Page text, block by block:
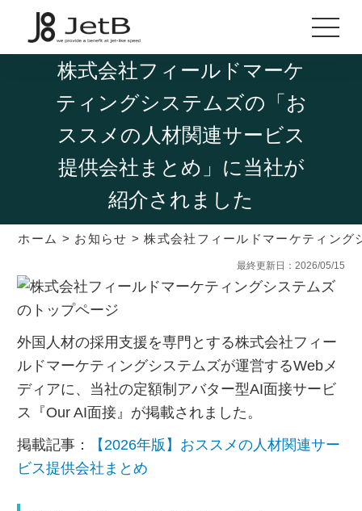
株式会社フィールドマーケ
ティングシステムズの「お
ススメの人材関連サービス
提供会社まとめ」に当社が
紹介されました
ホーム > お知らせ >株式会社フィールドマーケティン
最終更新日：2026/05/15
外国人材の採用支援を専門とする株式会社フィー
ルドマーケティングシステムズが運営するWebメ
ディアに、当社の定額制アバター型AI面接サービ
ス『Our AI面接』が掲載されました。
掲載記事：
【2026年版】おススメの人材関連サー
ビス提供会社まとめ